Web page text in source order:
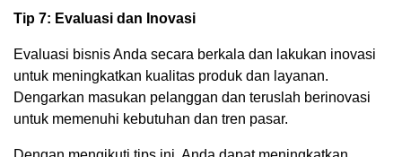
Tip 7: Evaluasi dan Inovasi
Evaluasi bisnis Anda secara berkala dan lakukan inovasi
untuk meningkatkan kualitas produk dan layanan.
Dengarkan masukan pelanggan dan teruslah berinovasi
untuk memenuhi kebutuhan dan tren pasar.